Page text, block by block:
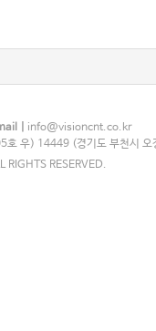
|
info@visioncnt.co.kr
호 우) 14449 (경기도 부천시
RESERVED.